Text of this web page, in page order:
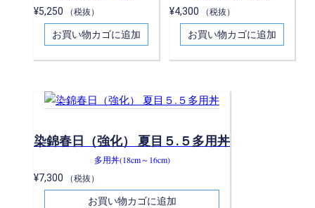
¥5,250 （税抜）
お買い物カゴに追加
¥4,300 （税抜）
お買い物カゴに追加
染錦春日（強化） 夏目５.５多用丼
多用丼(18cm～16cm)
¥7,300 （税抜）
お買い物カゴに追加